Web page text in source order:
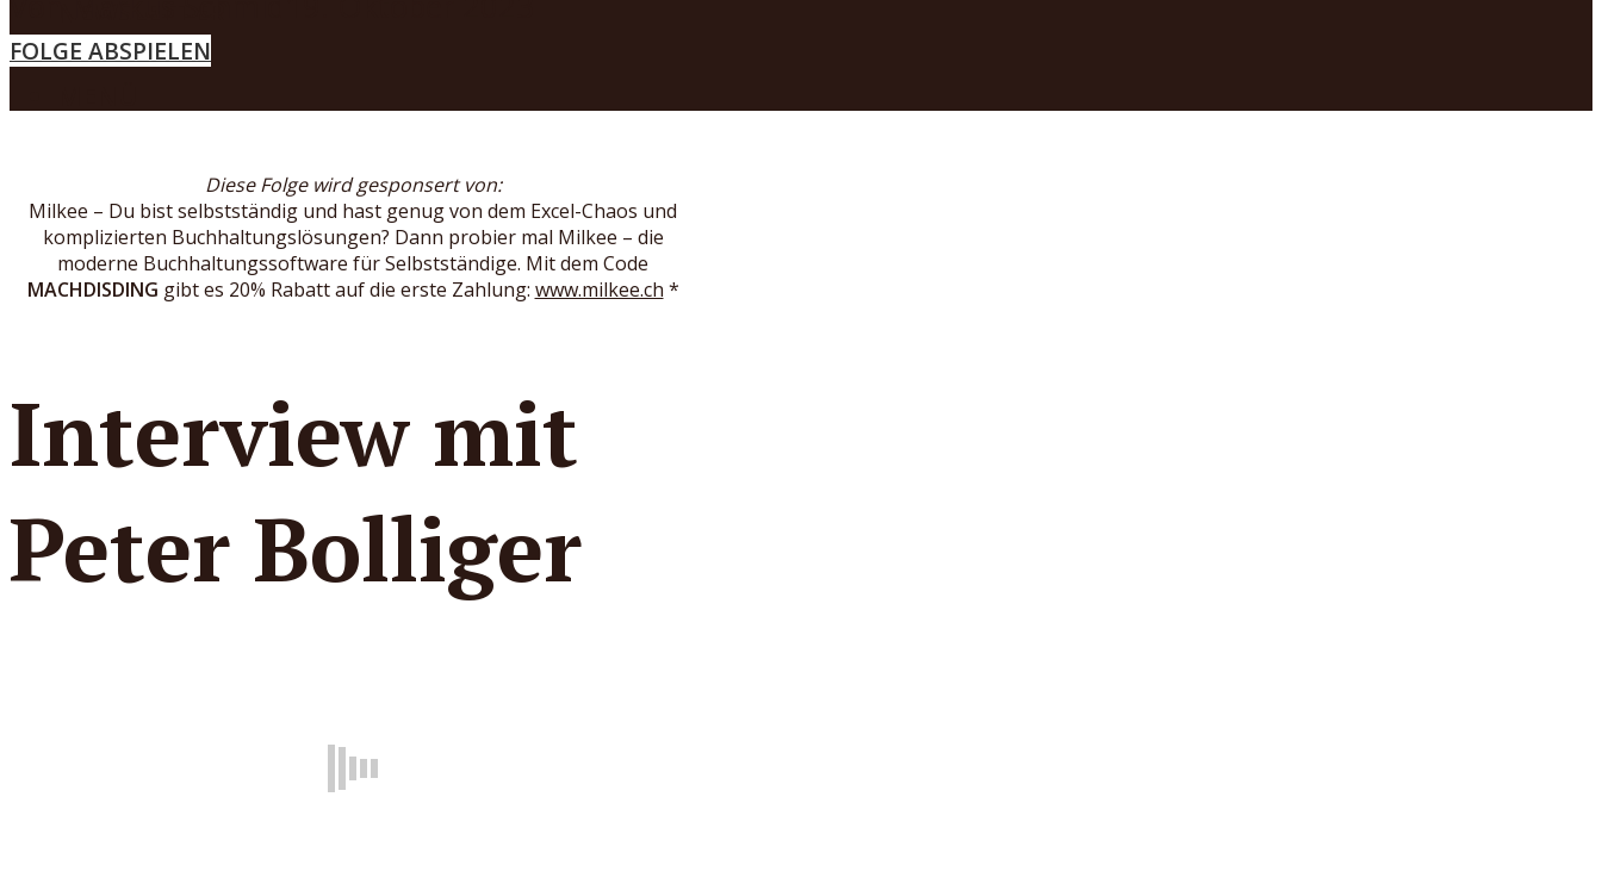
FOLGE ABSPIELEN
Diese Folge wird gesponsert von:
Milkee – Du bist selbstständig und hast genug von dem Excel-Chaos und
komplizierten Buchhaltungslösungen? Dann probier mal Milkee – die
moderne Buchhaltungssoftware für Selbstständige. Mit dem Code
MACHDISDING gibt es 20% Rabatt auf die erste Zahlung: www.milkee.ch *
Interview mit
Peter Bolliger